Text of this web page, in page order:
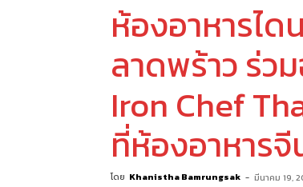
ห้องอาหารได
ลาดพร้าว ร่ว
Iron Chef
ที่ห้องอาหาร
โดย Khanistha Bamrungsak - มีนาคม 19,